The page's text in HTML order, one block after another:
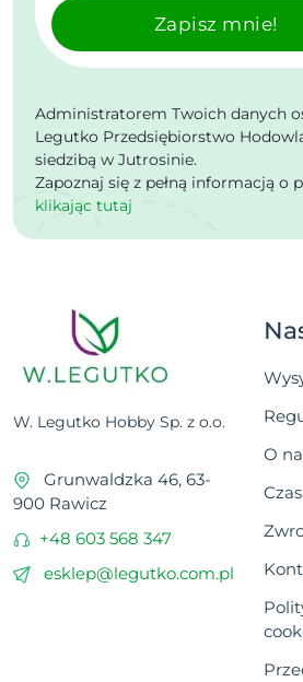
Zapisz mnie!
Administratorem Twoich danych
Legutko Przedsiębiorstwo
siedzibą w Jutrosinie.
Zapoznaj się z pełną informacją o
klikając tutaj
W. Legutko Hobby Sp. z o.o.
Grunwaldzka 46, 63-
900 Rawicz
+48 603 568 347
esklep@legutko.com.pl
O